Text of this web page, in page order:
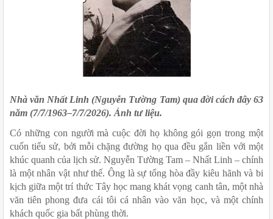
Nhà văn Nhất Linh (Nguyễn Tường Tam) qua đời cách đây 63
năm (7/7/1963–7/7/2026). Ảnh tư liệu.
Có những con người mà cuộc đời họ không gói gọn trong một
cuốn tiểu sử, bởi mỗi chặng đường họ qua đều gắn liền với một
khúc quanh của lịch sử. Nguyễn Tường Tam – Nhất Linh – chính
là một nhân vật như thế. Ông là sự tổng hòa đầy kiêu hãnh và bi
kịch giữa một trí thức Tây học mang khát vọng canh tân, một nhà
văn tiên phong đưa cái tôi cá nhân vào văn học, và một chính
khách quốc gia bất phùng thời.